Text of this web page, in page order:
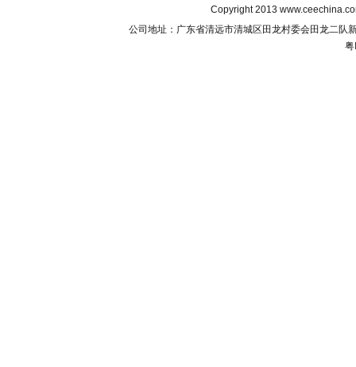
Copyright 2013
公司地址：广东省清远市清城区田龙村委会田龙二